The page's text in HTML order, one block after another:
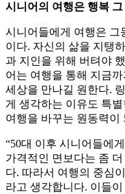
시니어의 여행은 행복
시니어들에게 여행은 그
이다. 자신의 삶을 지탱
과 지인을 위해 버텨야
어는 여행을 통해 지금
세상을 만나길 원한다.
게 생각하는 이유도 특
여행을 바꾸는 원동력이
“50대 이후 시니어들에
가격적인 면보다는 좀
다. 따라서 여행의 중심
라고 생각합니다. 이들